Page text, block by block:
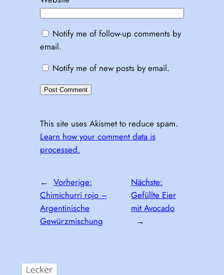
Notify me of follow-up comments by
email.
Notify me of new posts by email.
This site uses Akismet to reduce spam.
Learn how your comment data is
processed.
← Vorherige:
Chimichurri rojo –
Argentinische
Gewürzmischung
Nächste:
Gefüllte Eier
mit Avocado
→